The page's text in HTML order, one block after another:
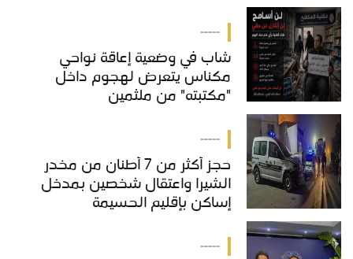
-----
شاب في وضعية إعاقة نواحي
مكناس يتعرض لهجوم داخل
"مكتبته" من ملثمين
-----
حجز أكثر من 7 أطنان من مخدر
الشيرا واعتقال شخصين بمدخل
إساكن بإقليم الحسيمة
-----